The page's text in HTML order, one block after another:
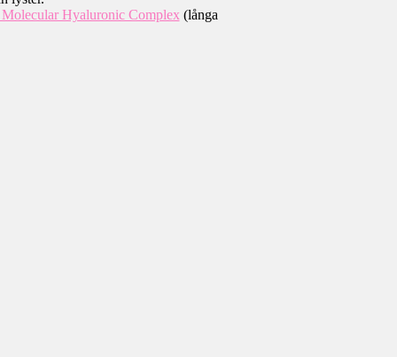
Hyaluronic Complex (långa